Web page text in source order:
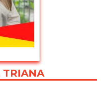
TRIANA